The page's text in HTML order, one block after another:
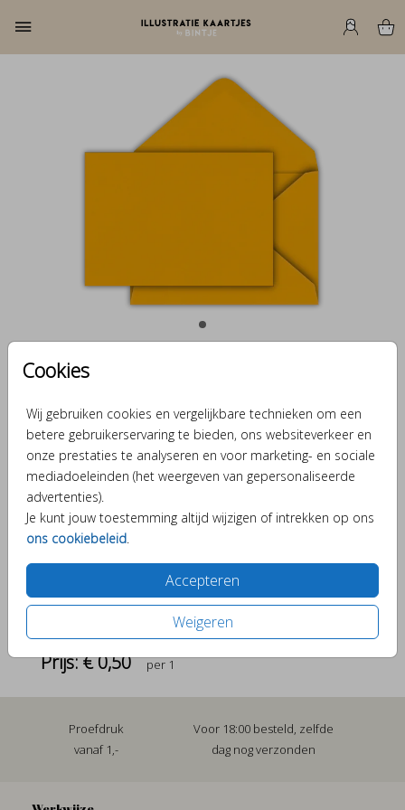
Cookies
Wij gebruiken cookies en vergelijkbare technieken om een
betere gebruikerservaring te bieden, ons websiteverkeer en
onze prestaties te analyseren en voor marketing- en sociale
mediadoeleinden (het weergeven van gepersonaliseerde
advertenties).
Je kunt jouw toestemming altijd wijzigen of intrekken op ons
ons cookiebeleid.
Accepteren
Weigeren
Oker 15,6 X 22
Helaas is dit product tijdelijk uitverkocht!
Heb je vragen? Neem dan contact met ons op.
Verschillende elementjes om je kaartje bijzonder te
maken.
OMSCHRIJVING
Prijs:€ 0,50 per 1
Proefdruk
vanaf 1,-
Voor 18:00 besteld, zelfde
dag nog verzonden